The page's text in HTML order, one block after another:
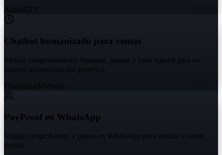
AudioSTT
Chatbot humanizado para ventas
Simula comportamiento humano, pausas y tono natural para no
parecer automatización genérica.
HumanizadoVentas
PayProof en WhatsApp
Valida comprobantes y pagos en WhatsApp para ayudar a cerrar
ventas.